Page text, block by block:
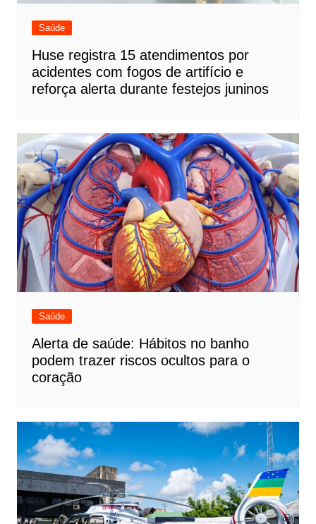
Saúde
Huse registra 15 atendimentos por
acidentes com fogos de artifício e
reforça alerta durante festejos juninos
Saúde
Alerta de saúde: Hábitos no banho
podem trazer riscos ocultos para o
coração